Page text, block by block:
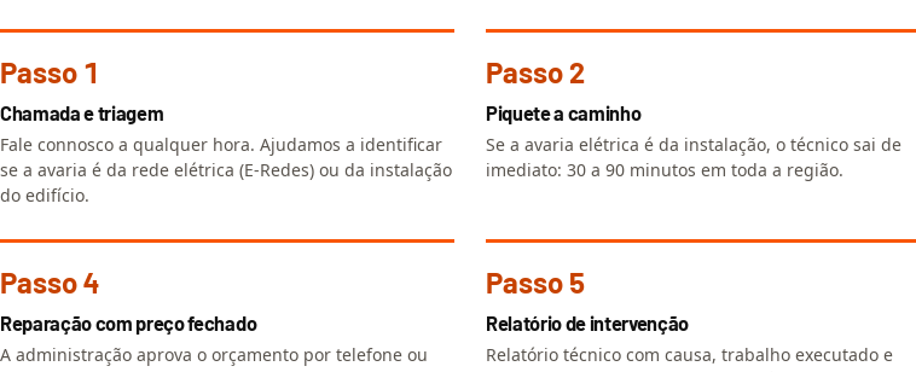
Passo 1
Chamada e triagem
Fale connosco a qualquer hora. Ajudamos a identificar
se a avaria é da rede elétrica (E-Redes) ou da instalação
do edifício.
Passo 2
Piquete a caminho
Se a avaria elétrica é da instalação, o técnico sai de
imediato: 30 a 90 minutos em toda a região.
Passo 4
Reparação com preço fechado
A administração aprova o orçamento por telefone ou
Passo 5
Relatório de intervenção
Relatório técnico com causa, trabalho executado e